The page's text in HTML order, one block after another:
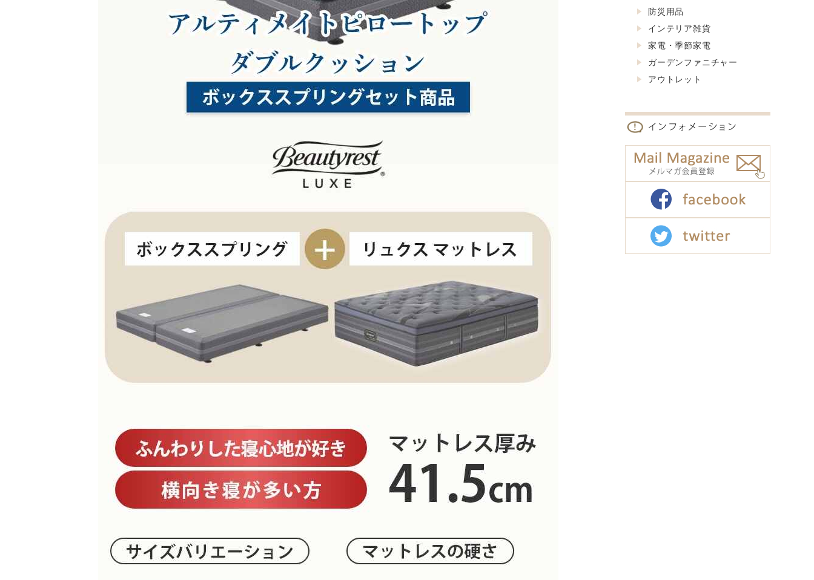
防災用品
インテリア雑貨
家電・季節家電
ガーデンファニチャー
アウトレット